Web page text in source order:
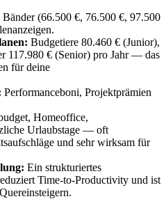
(66.500 €, 76.500 €, 97.500
Budgetiere 80.460 € (Junior),
117.980 € (Senior) pro Jahr — das
für deine
Performanceboni, Projektprämien
Homeoffice,
Urlaubstage — oft
und sehr wirksam für
Ein strukturiertes
Time-to-Productivity und ist